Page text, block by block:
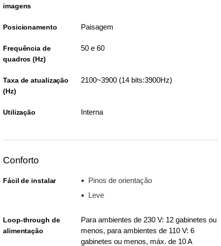
imagens
Posicionamento Paisagem
Frequência de
quadros (Hz)
50 e 60
Taxa de atualização
(Hz)
2100~3900 (14 bits:3900Hz)
Utilização Interna
Conforto
Fácil de instalar
Pinos de orientação
Leve
Loop-through de
alimentação
Para ambientes de 230 V: 12 gabinetes ou
menos, para ambientes de 110 V: 6
gabinetes ou menos, máx. de 10 A